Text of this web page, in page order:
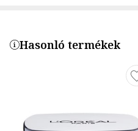
Hasonló termékek